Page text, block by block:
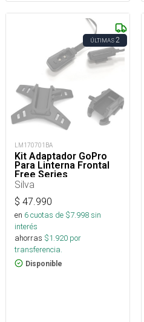
ÚLTIMAS2
LM170701BA
Kit Adaptador GoPro
Para Linterna Frontal
Free Series
Silva
$ 47.990
en 6cuotas de $7.998sin
interés
ahorras $1.920 por
transferencia.
Disponible